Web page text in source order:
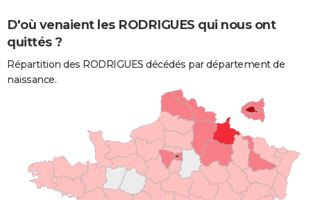
D'où venaient les RODRIGUES qui nous ont
quittés ?
Répartition des RODRIGUES décédés par département de
naissance.